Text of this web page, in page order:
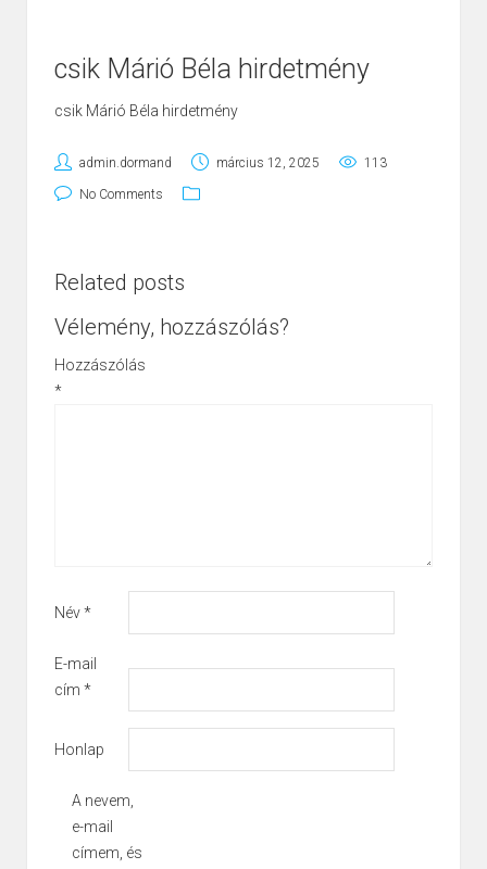
csik Márió Béla hirdetmény
csik Márió Béla hirdetmény
admin.dormand március 12, 2025 113
No Comments
Related posts
Vélemény, hozzászólás?
Hozzászólás
*
Név*
E-mail
cím *
Honlap
A nevem,
e-mail
címem, és